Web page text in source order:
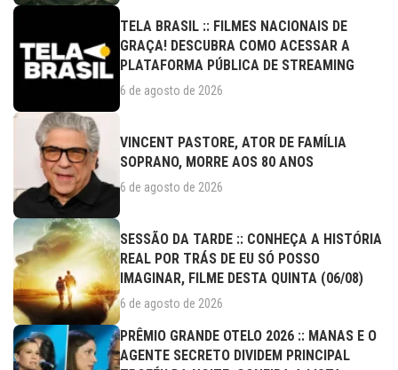
TELA BRASIL :: FILMES NACIONAIS DE
GRAÇA! DESCUBRA COMO ACESSAR A
PLATAFORMA PÚBLICA DE STREAMING
6 de agosto de 2026
VINCENT PASTORE, ATOR DE FAMÍLIA
SOPRANO, MORRE AOS 80 ANOS
6 de agosto de 2026
SESSÃO DA TARDE :: CONHEÇA A HISTÓRIA
REAL POR TRÁS DE EU SÓ POSSO
IMAGINAR, FILME DESTA QUINTA (06/08)
6 de agosto de 2026
PRÊMIO GRANDE OTELO 2026 :: MANAS E O
AGENTE SECRETO DIVIDEM PRINCIPAL